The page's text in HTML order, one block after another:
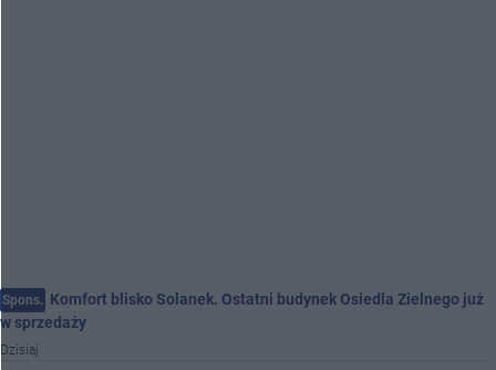
Spons. Komfort blisko Solanek. Ostatni budynek Osiedla Zielnego już
w sprzedaży
Dzisiaj